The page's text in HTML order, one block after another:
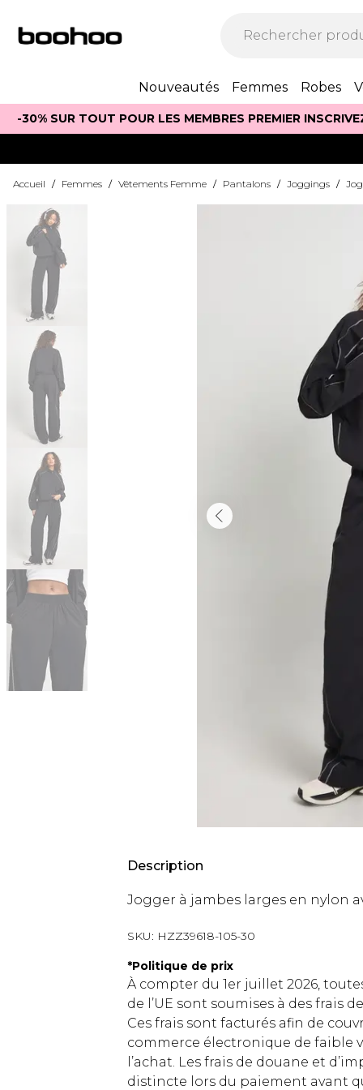
Nouveautés Femmes Robes
-30% SUR TOUT POUR LES MEMBRES PREMIER
Accueil / Femmes / Vêtements Femme / Pantalons / Joggings /
Description
Jogger à jambes larges en nylon
SKU: HZZ39618-105-30
*Politique de prix
À compter du 1er juillet 2026,
de l’UE sont soumises à des frais
Ces frais sont facturés afin de
commerce électronique de faible
l’achat. Les frais de douane et
distincte lors du paiement avant